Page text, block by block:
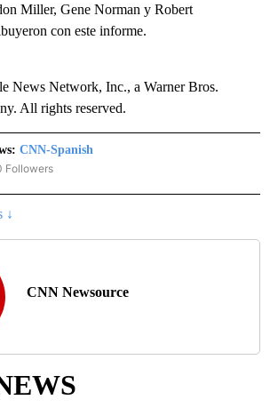
Miller, Gene Norman y Robert
con este informe.
News Network, Inc., a Warner Bros.
All rights reserved.
CNN-Spanish
"CNN-SPANISH" TO RECEIVE NOTIFICATIONS ABOUT
Followers
↓
CNN Newsource